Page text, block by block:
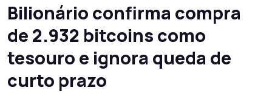
Bilionário confirma compra
de 2.932 bitcoins como
tesouro e ignora queda de
curto prazo